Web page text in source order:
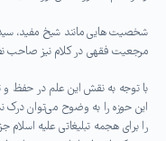
شخصیت هایی مانند شیخ مفید،
مرجعیت فقهی در کلام نیز صاحب
با توجه به نقش این علم در حفظ و
این حوزه را به وضوح می‌توان درک
را برای هجمه تبلیغاتی علیه